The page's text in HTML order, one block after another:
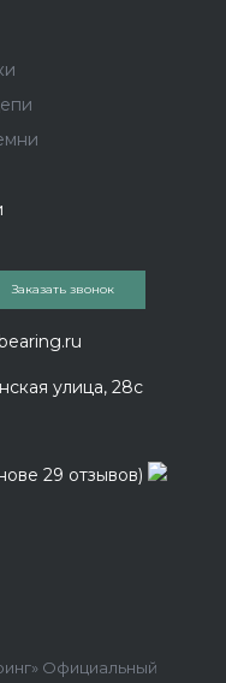
улица, 28с
Заказать звонок
29 отзывов)
Официальный